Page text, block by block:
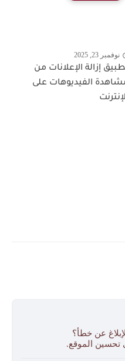
نوفمبر 23, 2025
إزالة الإعلانات من
الفيديوهات على
عن خطأ؟
تحسين الموقع.